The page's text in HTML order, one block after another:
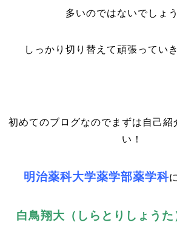
多いのではないでしょう
しっかり切り替えて頑張ってい
初めてのブログなのでまずは自己紹
い！
明治薬科大学薬学部薬学科に
白鳥翔大（しらとりしょうた